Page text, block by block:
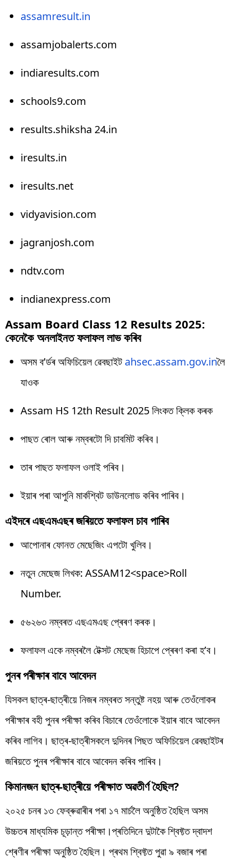
assamresult.in
assamjobalerts.com
indiaresults.com
schools9.com
results.shiksha 24.in
iresults.in
iresults.net
vidyavision.com
jagranjosh.com
ndtv.com
indianexpress.com
Assam Board Class 12 Results 2025:
কেনেকৈ অনলাইনত ফলাফল লাভ কৰিব
অসম ব’ৰ্ডৰ অফিচিয়েল ৱেবছাইট ahsec.assam.gov.inলৈ
যাওক
Assam HS 12th Result 2025 লিংকত ক্লিক কৰক
পাছত ৰোল আৰু নম্বৰটো দি চাবমিট কৰিব।
তাৰ পাছত ফলাফল ওলাই পৰিব।
ইয়াৰ পৰা আপুনি মাৰ্কশ্বিট ডাউনলোড কৰিব পাৰিব।
এইদৰে এছএমএছৰ জৰিয়তে ফলাফল চাব পাৰিব
আপোনাৰ ফোনত মেছেজিং এপটো খুলিব।
নতুন মেছেজ লিখক: ASSAM12<space>Roll
Number.
৫৬২৬৩ নম্বৰত এছএমএছ প্ৰেৰণ কৰক।
ফলাফল একে নম্বৰলৈ টেক্সট মেছেজ হিচাপে প্ৰেৰণ কৰা হ’ব।
পুনৰ পৰীক্ষাৰ বাবে আবেদন
যিসকল ছাত্ৰ-ছাত্ৰীয়ে নিজৰ নম্বৰত সন্তুষ্ট নহয় আৰু তেওঁলোকৰ
পৰীক্ষাৰ বহী পুনৰ পৰীক্ষা কৰিব বিচাৰে তেওঁলোকে ইয়াৰ বাবে আবেদন
কৰিব লাগিব। ছাত্ৰ-ছাত্ৰীসকলে দুদিনৰ পিছত অফিচিয়েল ৱেবছাইটৰ
জৰিয়তে পুনৰ পৰীক্ষাৰ বাবে আবেদন কৰিব পাৰিব।
কিমানজন ছাত্ৰ-ছাত্ৰীয়ে পৰীক্ষাত অৱতীৰ্ণ হৈছিল?
২০২৫ চনৰ ১৩ ফেব্ৰুৱাৰীৰ পৰা ১৭ মাৰ্চলৈ অনুষ্ঠিত হৈছিল অসম
উচ্চতৰ মাধ্যমিক চূড়ান্ত পৰীক্ষা।প্ৰতিদিনে দুটাকৈ শ্বিফ্টত দ্বাদশ
শ্ৰেণীৰ পৰীক্ষা অনুষ্ঠিত হৈছিল। প্ৰথম শ্বিফ্টত পুৱা ৯ বজাৰ পৰা